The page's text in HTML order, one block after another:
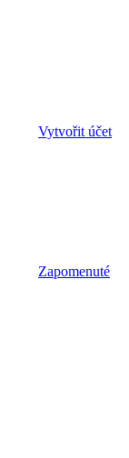
Vytvořit účet
Zapomenuté